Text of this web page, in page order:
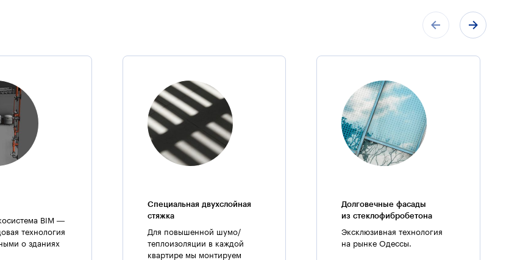
BIM —
технология
о зданиях
Специальная двухслойная
стяжка
Для повышенной шумо/
теплоизоляции в каждой
квартире мы монтируем
Долговечные фасады
из стеклофибробетона
Эксклюзивная технология
на рынке Одессы.